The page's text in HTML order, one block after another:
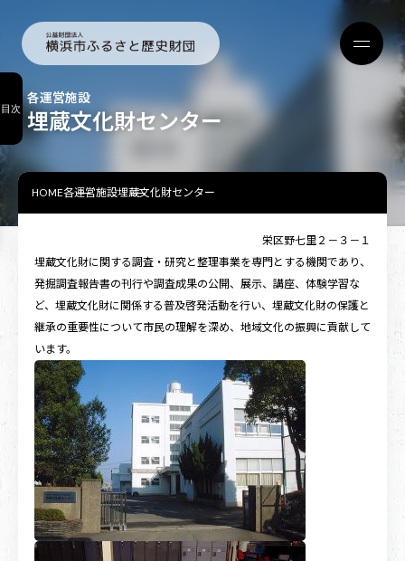
埋蔵文化財センター
各運営施設
HOME各運営施設埋蔵文化財センター
栄区野七里２－３－１
埋蔵文化財に関する調査・研究と整理事業を専門とする機関であり、
発掘調査報告書の刊行や調査成果の公開、展示、講座、体験学習な
ど、埋蔵文化財に関係する普及啓発活動を行い、埋蔵文化財の保護と
継承の重要性について市民の理解を深め、地域文化の振興に貢献して
います。
目次